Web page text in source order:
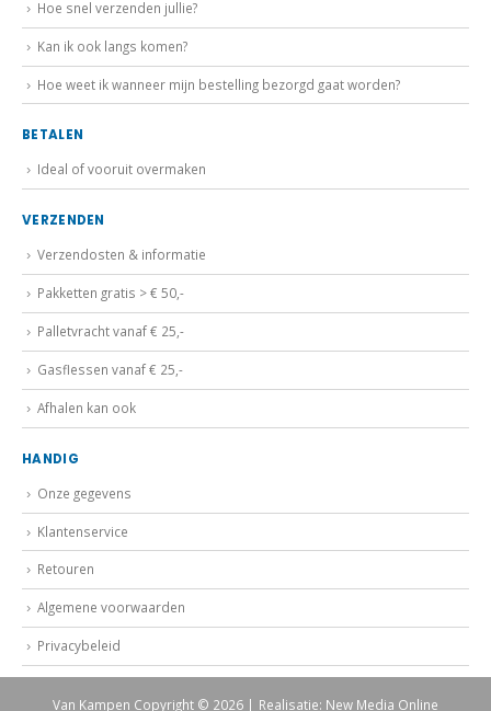
Hoe snel verzenden jullie?
Kan ik ook langs komen?
Hoe weet ik wanneer mijn bestelling bezorgd gaat worden?
BETALEN
Ideal of vooruit overmaken
VERZENDEN
Verzendosten & informatie
Pakketten gratis > € 50,-
Palletvracht vanaf € 25,-
Gasflessen vanaf € 25,-
Afhalen kan ook
HANDIG
Onze gegevens
Klantenservice
Retouren
Algemene voorwaarden
Privacybeleid
Van Kampen Copyright © 2026 | Realisatie: New Media Online